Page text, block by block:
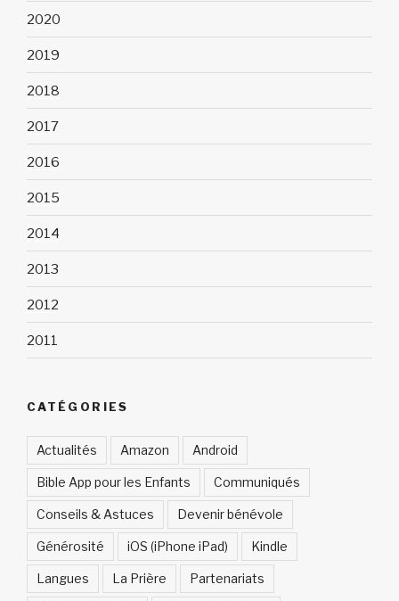
2020
2019
2018
2017
2016
2015
2014
2013
2012
2011
CATÉGORIES
Actualités Amazon Android
Bible App pour les Enfants Communiqués
Conseils & Astuces Devenir bénévole
Générosité iOS (iPhone iPad) Kindle
Langues La Prière Partenariats